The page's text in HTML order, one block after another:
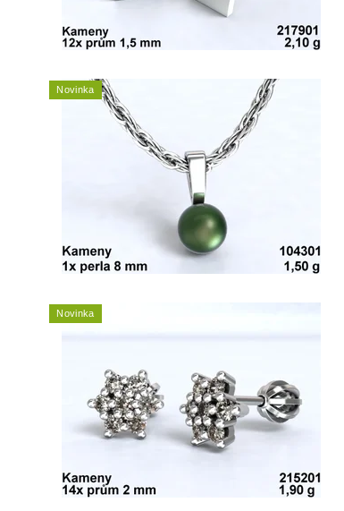
Novinka
Novinka